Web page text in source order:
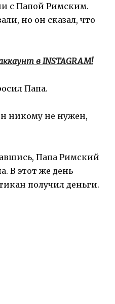
с Папой Римским.
но он сказал, что
в INSTAGRAM!
Папа.
никому не нужен,
Папа Римский
В этот же день
получил деньги.